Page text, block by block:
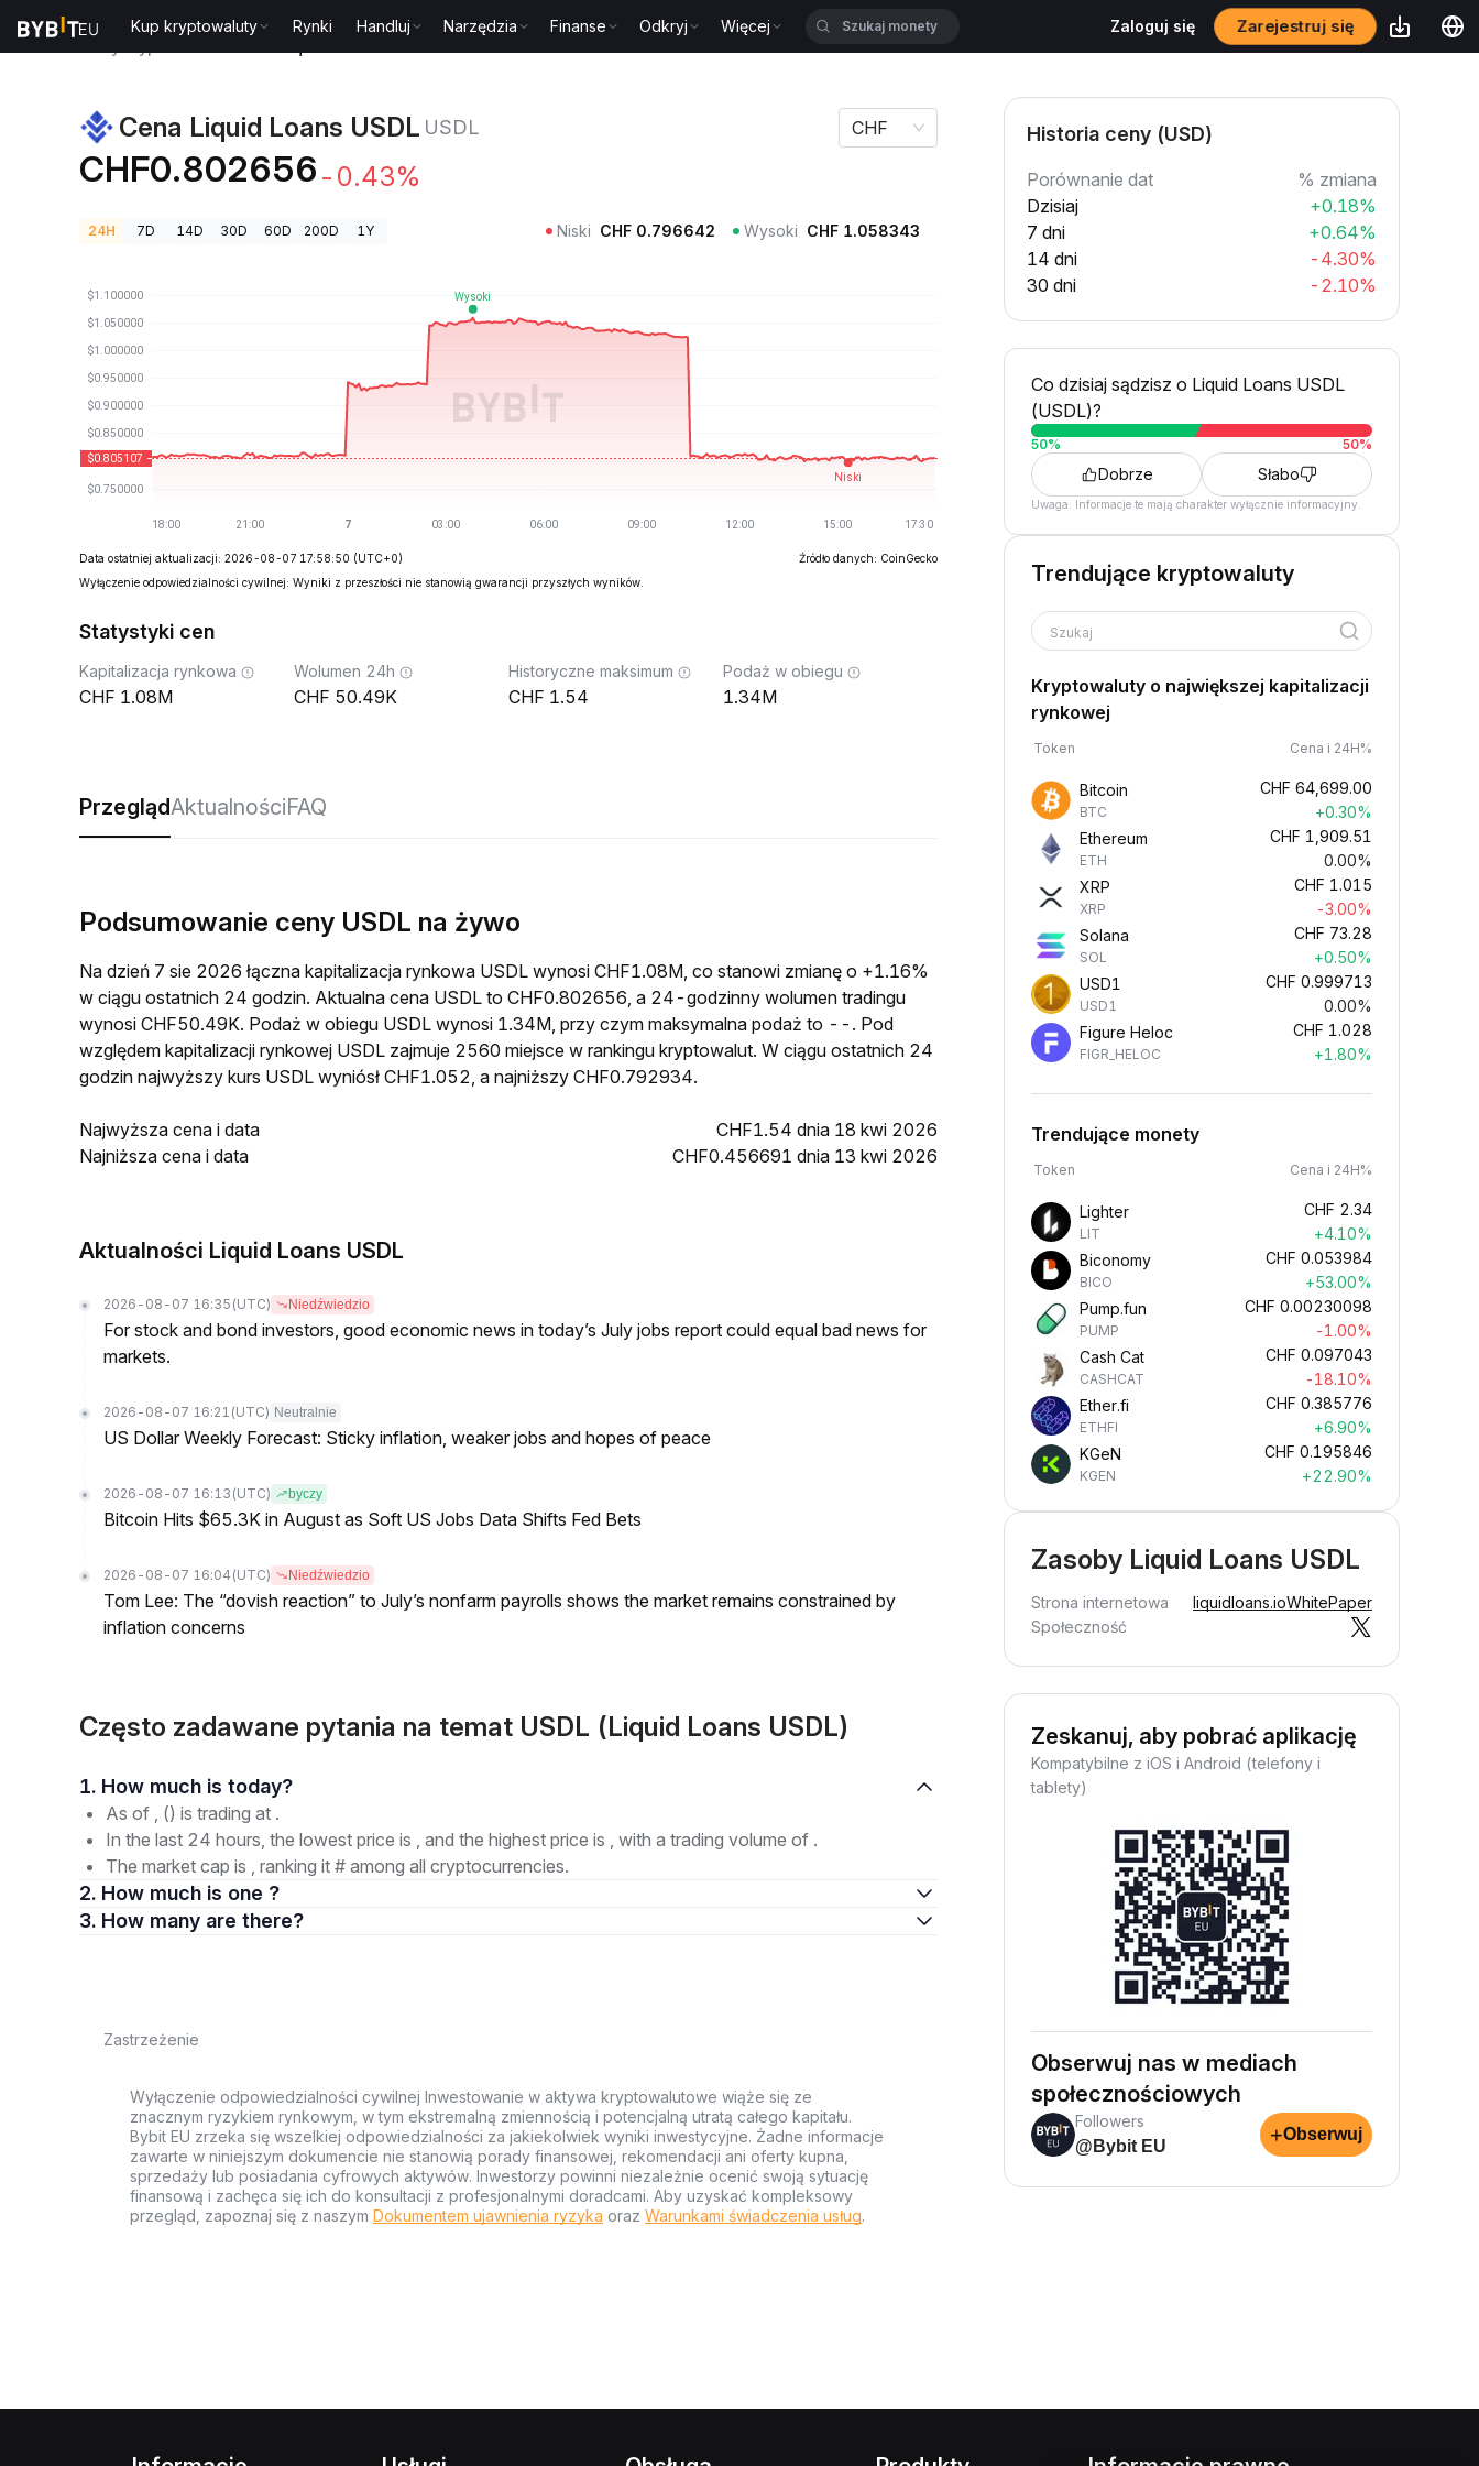
Kup kryptowaluty Rynki Handluj Narzędzia Finanse Odkryj Więcej Zaloguj się Zarejestruj się
Cena Liquid Loans USDL USDL
CHF0.802656 -0.43%
CHF
24H 7D 14D 30D 60D 200D 1Y Niski CHF 0.796642 Wysoki CHF 1.058343
Data ostatniej aktualizacji: 2026-08-07 17:58:50 (UTC+0)
Źródło danych: CoinGecko
Wyłączenie odpowiedzialności cywilnej: Wyniki z przeszłości nie stanowią gwarancji przyszłych wyników.
Statystyki cen
Kapitalizacja rynkowa
1.08M
Wolumen 24h
50.49K
Historyczne maksimum
1.54
Podaż w obiegu
1.34M
PrzeglądAktualnościFAQ
Podsumowanie ceny USDL na żywo
Na dzień 7 sie 2026 łączna kapitalizacja rynkowa USDL wynosi CHF1.08M, co stanowi zmianę o +1.16%
w ciągu ostatnich 24 godzin. Aktualna cena USDL to CHF0.802656, a 24-godzinny wolumen tradingu
wynosi CHF50.49K. Podaż w obiegu USDL wynosi 1.34M, przy czym maksymalna podaż to --. Pod
względem kapitalizacji rynkowej USDL zajmuje 2560 miejsce w rankingu kryptowalut. W ciągu ostatnich 24
godzin najwyższy kurs USDL wyniósł CHF1.052, a najniższy CHF0.792934.
Najwyższa cena i data
CHF1.54 dnia 18 kwi 2026
Najniższa cena i data
CHF0.456691 dnia 13 kwi 2026
Aktualności Liquid Loans USDL
2026-08-07 16:35 (UTC) Niedźwiedzio
For stock and bond investors, good economic news in today’s July jobs report could equal bad news for
markets.
2026-08-07 16:21 (UTC) Neutralnie
US Dollar Weekly Forecast: Sticky inflation, weaker jobs and hopes of peace
2026-08-07 16:13 (UTC) byczy
Bitcoin Hits $65.3K in August as Soft US Jobs Data Shifts Fed Bets
2026-08-07 16:04 (UTC) Niedźwiedzio
Tom Lee: The “dovish reaction” to July’s nonfarm payrolls shows the market remains constrained by
inflation concerns
Często zadawane pytania na temat USDL (Liquid Loans USDL)
1. How much is today?
As of , () is trading at .
In the last 24 hours, the lowest price is , and the highest price is , with a trading volume of .
The market cap is , ranking it # among all cryptocurrencies.
2. How much is one ?
3. How many are there?
Zastrzeżenie
Wyłączenie odpowiedzialności cywilnej Inwestowanie w aktywa kryptowalutowe wiąże się ze
znacznym ryzykiem rynkowym, w tym ekstremalną zmiennością i potencjalną utratą całego kapitału.
Bybit EU zrzeka się wszelkiej odpowiedzialności za jakiekolwiek wyniki inwestycyjne. Żadne informacje
zawarte w niniejszym dokumencie nie stanowią porady finansowej, rekomendacji ani oferty kupna,
sprzedaży lub posiadania cyfrowych aktywów. Inwestorzy powinni niezależnie ocenić swoją sytuację
finansową i zachęca się ich do konsultacji z profesjonalnymi doradcami. Aby uzyskać kompleksowy
przegląd, zapoznaj się z naszym Dokumentem ujawnienia ryzyka oraz Warunkami świadczenia usług.
Historia ceny (USD)
Porównanie dat
% zmiana
Dzisiaj
+0.18%
7 dni
+0.64%
14 dni
-4.30%
30 dni
-2.10%
Co dzisiaj sądzisz o Liquid Loans USDL
(USDL)?
50% 50%
Dobrze Słabo
Uwaga: Informacje te mają charakter wyłącznie informacyjny.
Trendujące kryptowaluty
Szukaj
Kryptowaluty o największej kapitalizacji
rynkowej
Token Cena i 24H%
Bitcoin
BTC
CHF 64,699.00
+0.30%
Ethereum
ETH
CHF 1,909.51
0.00%
XRP
XRP
CHF 1.015
-3.00%
Solana
SOL
CHF 73.28
+0.50%
USD1
USD1
CHF 0.999713
0.00%
Figure Heloc
FIGR_HELOC
CHF 1.028
+1.80%
Trendujące monety
Token Cena i 24H%
Lighter
LIT
CHF 2.34
+4.10%
Biconomy
BICO
CHF 0.053984
+53.00%
Pump.fun
PUMP
CHF 0.00230098
-1.00%
Cash Cat
CASHCAT
CHF 0.097043
-18.10%
Ether.fi
ETHFI
CHF 0.385776
+6.90%
KGeN
KGEN
CHF 0.195846
+22.90%
Zasoby Liquid Loans USDL
Strona internetowa liquidloans.ioWhitePaper
Społeczność
Zeskanuj, aby pobrać aplikację
Kompatybilne z iOS i Android (telefony i
tablety)
Obserwuj nas w mediach
społecznościowych
Followers
@Bybit EU
+Obserwuj